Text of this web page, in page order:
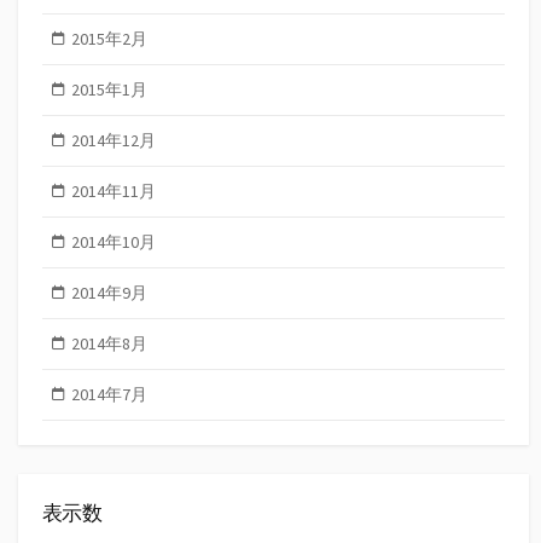
2015年2月
2015年1月
2014年12月
2014年11月
2014年10月
2014年9月
2014年8月
2014年7月
表示数